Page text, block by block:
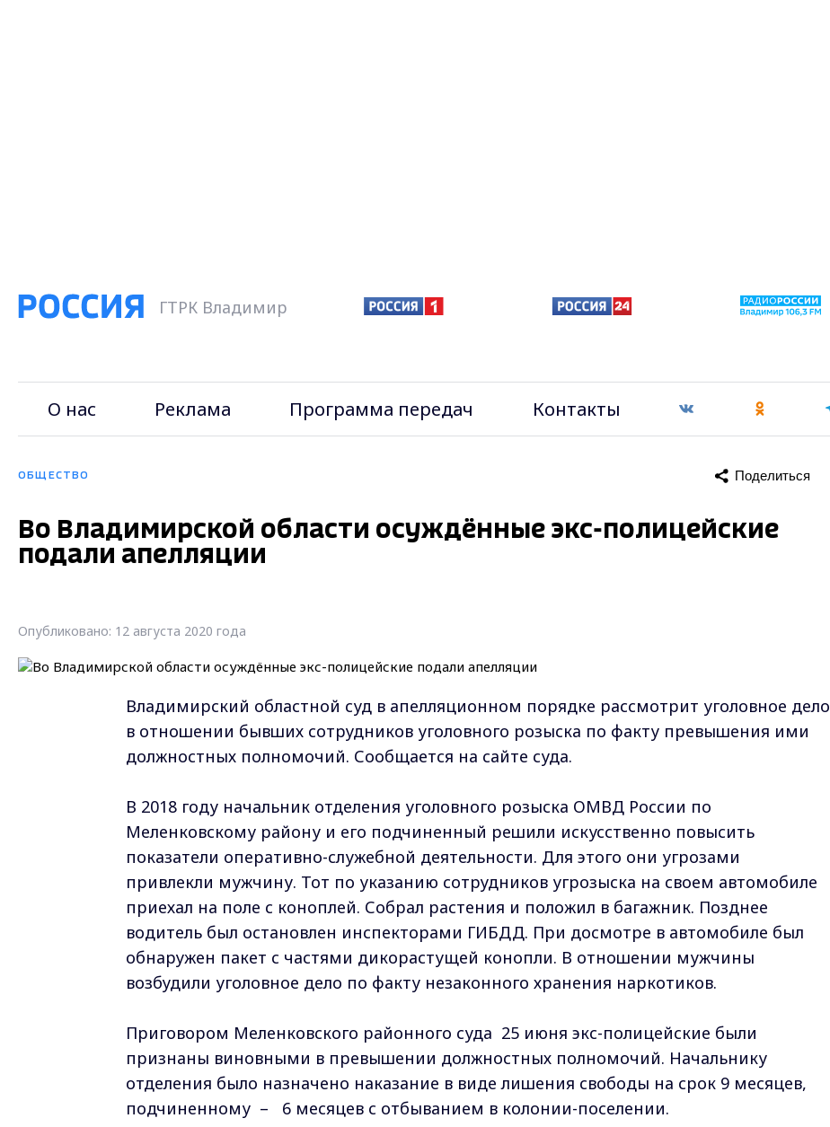
ГТРК Владимир
О нас Реклама Программа передач Контакты
ОБЩЕСТВО Поделиться
Во Владимирской области осуждённые экс-полицейские
подали апелляции
Опубликовано: 12 августа 2020 года
Владимирский областной суд в апелляционном порядке рассмотрит уголовное дело
в отношении бывших сотрудников уголовного розыска по факту превышения ими
должностных полномочий. Сообщается на сайте суда.
В 2018 году начальник отделения уголовного розыска ОМВД России по
Меленковскому району и его подчиненный решили искусственно повысить
показатели оперативно-служебной деятельности. Для этого они угрозами
привлекли мужчину. Тот по указанию сотрудников угрозыска на своем автомобиле
приехал на поле с коноплей. Собрал растения и положил в багажник. Позднее
водитель был остановлен инспекторами ГИБДД. При досмотре в автомобиле был
обнаружен пакет с частями дикорастущей конопли. В отношении мужчины
возбудили уголовное дело по факту незаконного хранения наркотиков.
Приговором Меленковского районного суда 25 июня экс-полицейские были
признаны виновными в превышении должностных полномочий. Начальнику
отделения было назначено наказание в виде лишения свободы на срок 9 месяцев,
подчиненному – 6 месяцев с отбыванием в колонии-поселении.